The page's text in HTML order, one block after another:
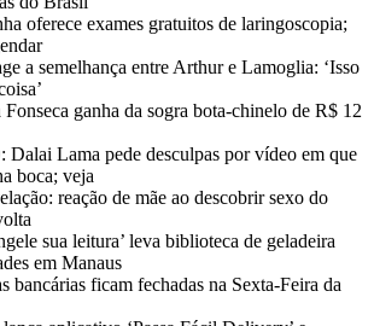
oferece exames gratuitos de laringoscopia;
a semelhança entre Arthur e Lamoglia: ‘Isso
ganha da sogra bota-chinelo de R$ 12
Lama pede desculpas por vídeo em que
boca; veja
reação de mãe ao descobrir sexo do
sua leitura’ leva biblioteca de geladeira
em Manaus
bancárias ficam fechadas na Sexta-Feira da